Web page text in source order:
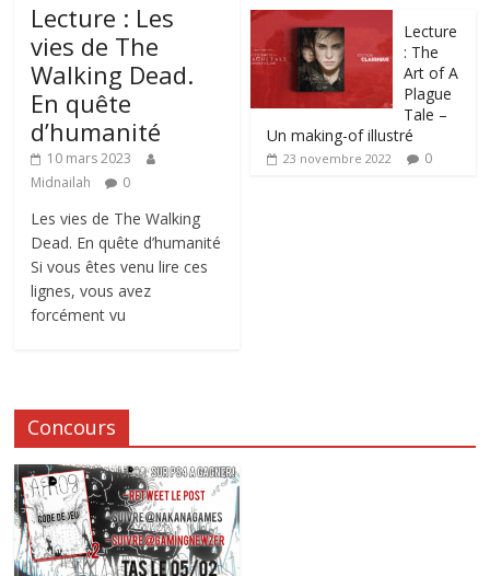
Lecture : Les
vies de The
Walking Dead.
En quête
d’humanité
10 mars 2023
Midnailah
0
Les vies de The Walking
Dead. En quête d’humanité
Si vous êtes venu lire ces
lignes, vous avez
forcément vu
Lecture
: The
Art of A
Plague
Tale –
Un making-of illustré
23 novembre 2022 0
Concours